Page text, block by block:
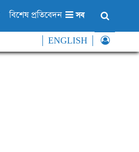
বিশেষ প্রতিবেদন সব
ENGLISH